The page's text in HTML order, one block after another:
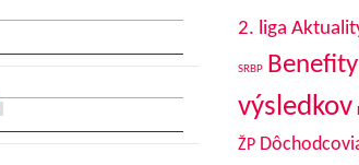
2. liga
SRBP Benefity
výsledkov
ŽP